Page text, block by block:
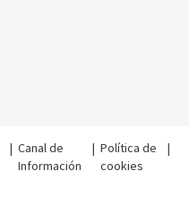
|Canal de
Información
| Política de
cookies
|